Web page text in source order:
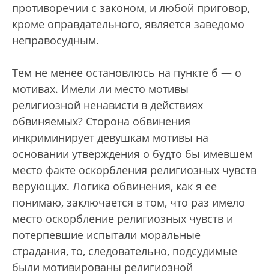
противоречии с законом, и любой приговор,
кроме оправдательного, является заведомо
неправосудным.
Тем не менее остановлюсь на пункте б — о
мотивах. Имели ли место мотивы
религиозной ненависти в действиях
обвиняемых? Сторона обвинения
инкриминирует девушкам мотивы на
основании утверждения о будто бы имевшем
место факте оскорбления религиозных чувств
верующих. Логика обвинения, как я ее
понимаю, заключается в том, что раз имело
место оскорбление религиозных чувств и
потерпевшие испытали моральные
страдания, то, следовательно, подсудимые
были мотивированы религиозной